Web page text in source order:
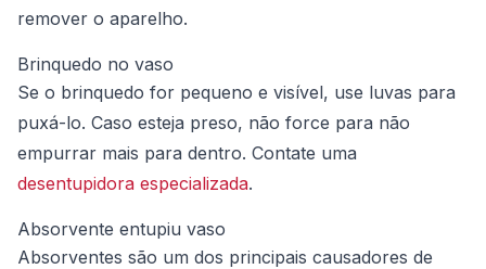
remover o aparelho.
Brinquedo no vaso
Se o brinquedo for pequeno e visível, use luvas para
puxá-lo. Caso esteja preso, não force para não
empurrar mais para dentro. Contate uma
desentupidora especializada.
Absorvente entupiu vaso
Absorventes são um dos principais causadores de